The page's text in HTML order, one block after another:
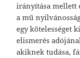
irányítása mellett
a mű
egy kötelességet
elismerés
akiknek tudása,